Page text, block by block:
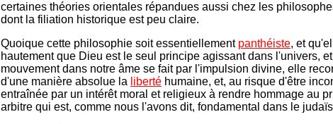
certaines théories orientales répandues aussi chez les
dont la filiation historique est peu claire.
Quoique cette philosophie soit essentiellement panthéiste, et
hautement que Dieu est le seul principe agissant dans l'univers,
mouvement dans notre âme se fait par l'impulsion divine, elle
d'une manière absolue la liberté humaine, et, au risque d'être
entraînée par un intérêt moral et religieux à rendre hommage au
arbitre qui est, comme nous l'avons dit, fondamental dans le